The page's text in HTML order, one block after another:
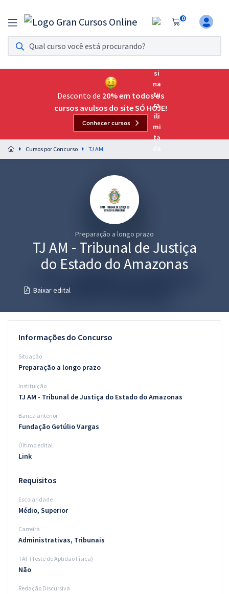
0
Assinatura Ilimitada 11
Acesso a todos os cursos. Teste grátis por 7 dias!
Assinatura OAB Até Passar
Acesso ilimitado a toda preparação para o Exame da
Preparação completa e intensiva para as principais
residências em saúde do Brasil
Graduação
Questões grátis
Conteúdo gratuito
Aprovados
Atendimento
Desconto de 20% em todos os
cursos avulsos do site SÓ HOJE!
Conhecer cursos
Cursos por Concurso TJ AM
Preparação a longo prazo
TJ AM - Tribunal de Justiça
do Estado do Amazonas
Baixar edital
Informações do Concurso
Situação
Preparação a longo prazo
Instituição
TJ AM - Tribunal de Justiça do Estado do Amazonas
Banca anterior
Fundação Getúlio Vargas
Último edital
Link
Requisitos
Escolaridade
Médio, Superior
Carreira
Administrativas, Tribunais
TAF (Teste de Aptidão Física)
Não
Redação Discursiva